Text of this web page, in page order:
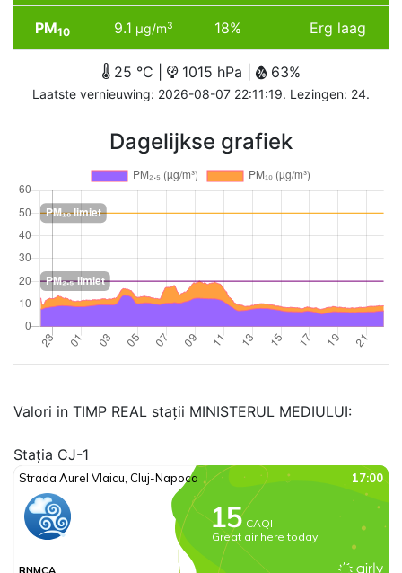
PM10 9.1 µg/m3 18% Erg laag
25 °C | 1015 hPa | 63%
Laatste vernieuwing: 2026-08-07 22:11:19. Lezingen: 24.
Dagelijkse grafiek
Valori in TIMP REAL stații MINISTERUL MEDIULUI:
Stația CJ-1